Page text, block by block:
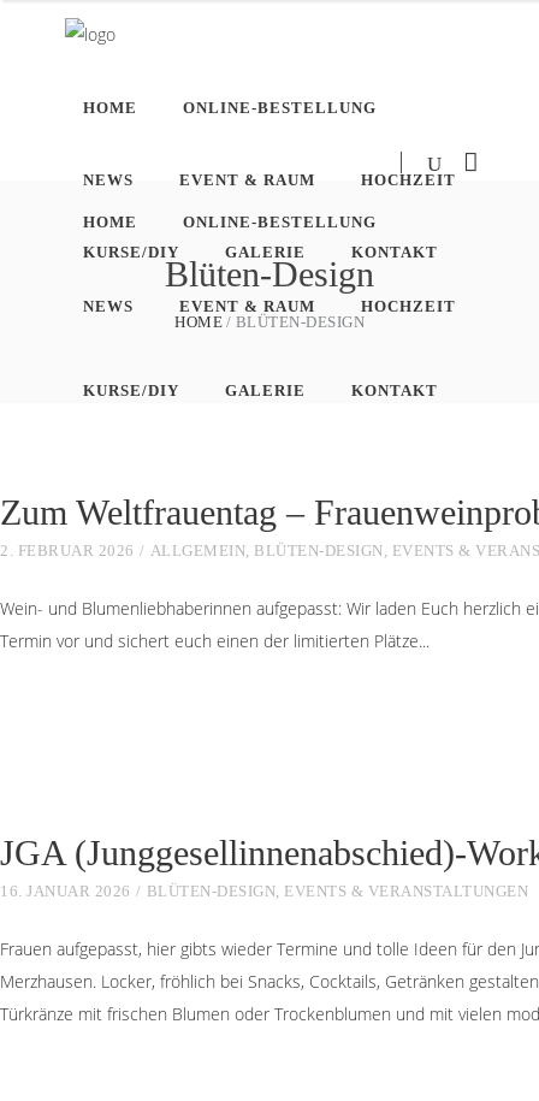
HOME ONLINE-BESTELLUNG
NEWS EVENT & RAUM HOCHZEIT
KURSE/DIY GALERIE KONTAKT
HOME ONLINE-BESTELLUNG
NEWS EVENT & RAUM HOCHZEIT
KURSE/DIY GALERIE KONTAKT
Blüten-Design
HOME BLÜTEN-DESIGN
Zum Weltfrauentag –
2. FEBRUAR 2026 ALLGEMEIN BLÜTEN-DESIGN EVENTS &
Wein- und Blumenliebhaberinnen aufgepasst: Wir laden Euch
Termin vor und sichert euch einen der limitierten Plätze
JGA (Junggesellinnenabschied)-
16. JANUAR 2026 BLÜTEN-DESIGN EVENTS & VERANSTALTUNGEN
Frauen aufgepasst, hier gibts wieder Termine und tolle Ideen für den
Merzhausen. Locker, fröhlich bei Snacks, Cocktails, Getränken
Türkränze mit frischen Blumen oder Trockenblumen und mit vielen